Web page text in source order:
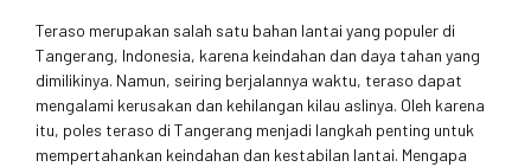
Teraso merupakan salah satu bahan lantai yang populer di
Tangerang, Indonesia, karena keindahan dan daya tahan yang
dimilikinya. Namun, seiring berjalannya waktu, teraso dapat
mengalami kerusakan dan kehilangan kilau aslinya. Oleh karena
itu, poles teraso di Tangerang menjadi langkah penting untuk
mempertahankan keindahan dan kestabilan lantai. Mengapa